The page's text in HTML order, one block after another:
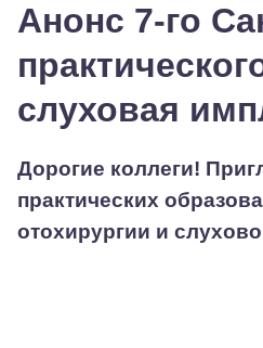
Анонс 7-го
слуховая
Дорогие коллеги!
практических
отохирургии и